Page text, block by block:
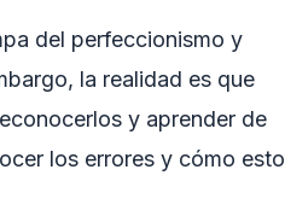
del perfeccionismo y
la realidad es que
y aprender de
los errores y cómo esto